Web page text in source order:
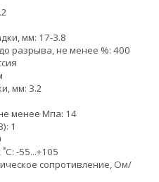
мм: 17-3.8
разрыва, не менее %: 400
мм: 3.2
менее Мпа: 14
1
-55...+105
сопротивление, Ом/